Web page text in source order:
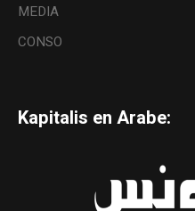
MEDIA
CONSO
Kapitalis en Arabe: